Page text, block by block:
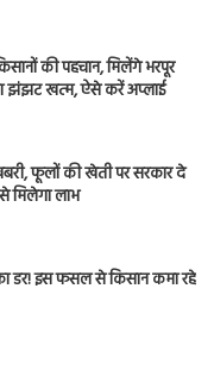
की पहचान, मिलेंगे भरपूर
झंझट खत्म, ऐसे करें अप्लाई
फूलों की खेती पर सरकार दे
मिलेगा लाभ
डर! इस फसल से किसान कमा रहे